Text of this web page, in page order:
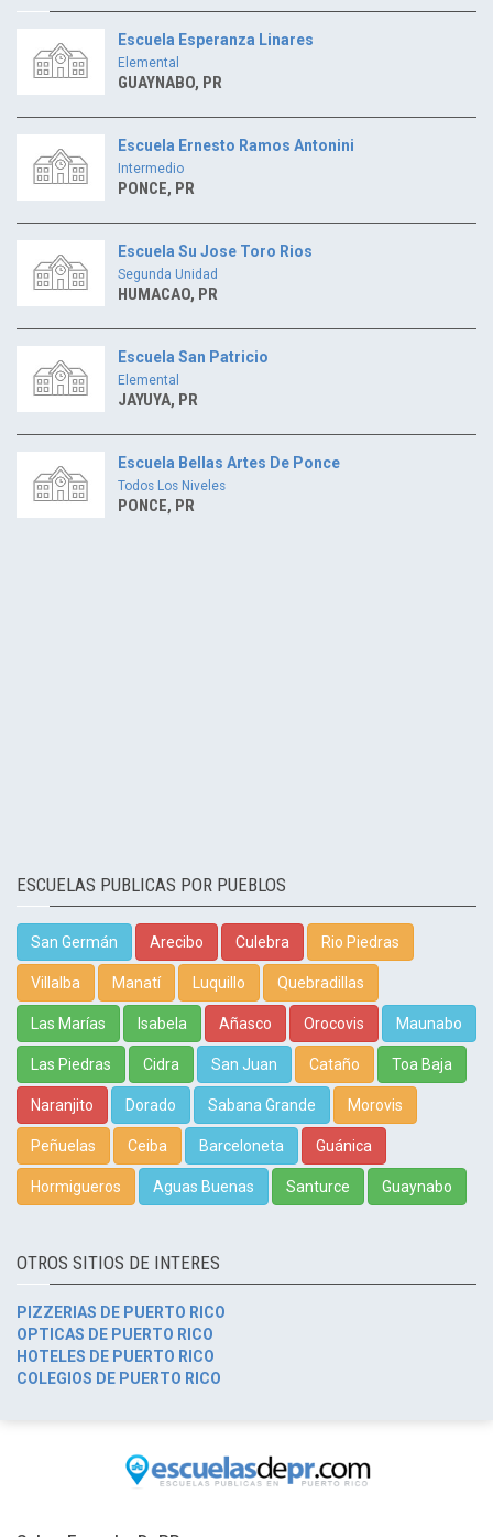
Escuela Esperanza Linares
Elemental
GUAYNABO, PR
Escuela Ernesto Ramos Antonini
Intermedio
PONCE, PR
Escuela Su Jose Toro Rios
Segunda Unidad
HUMACAO, PR
Escuela San Patricio
Elemental
JAYUYA, PR
Escuela Bellas Artes De Ponce
Todos Los Niveles
PONCE, PR
ESCUELAS PUBLICAS POR PUEBLOS
San Germán Arecibo Culebra Rio Piedras
Villalba Manatí Luquillo Quebradillas
Las Marías Isabela Añasco Orocovis Maunabo
Las Piedras Cidra San Juan Cataño Toa Baja
Naranjito Dorado Sabana Grande Morovis
Peñuelas Ceiba Barceloneta Guánica
Hormigueros Aguas Buenas Santurce Guaynabo
OTROS SITIOS DE INTERES
PIZZERIAS DE PUERTO RICO
OPTICAS DE PUERTO RICO
HOTELES DE PUERTO RICO
COLEGIOS DE PUERTO RICO